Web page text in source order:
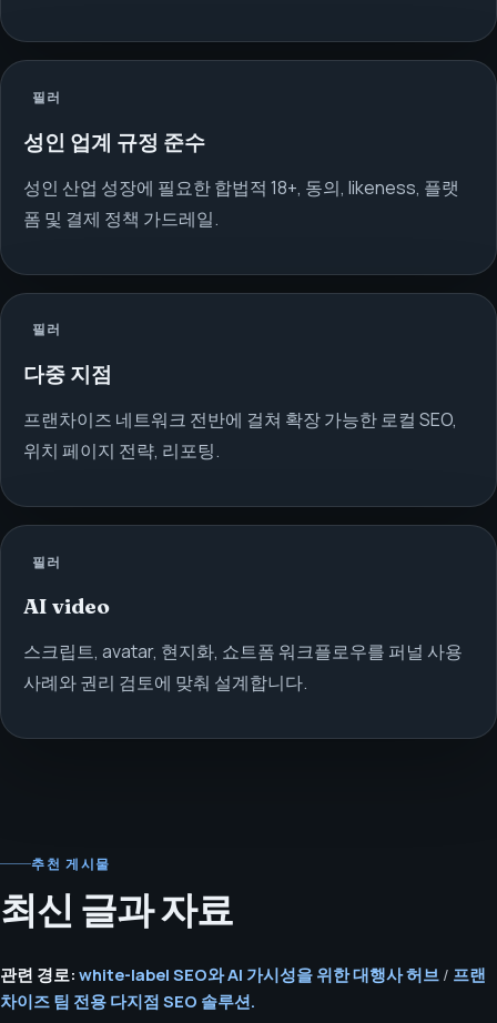
필러
성인 업계 규정 준수
성인 산업 성장에 필요한 합법적 18+, 동의, likeness, 플랫
폼 및 결제 정책 가드레일.
필러
다중 지점
프랜차이즈 네트워크 전반에 걸쳐 확장 가능한 로컬 SEO,
위치 페이지 전략, 리포팅.
필러
AI video
스크립트, avatar, 현지화, 쇼트폼 워크플로우를 퍼널 사용
사례와 권리 검토에 맞춰 설계합니다.
추천 게시물
최신 글과 자료
관련 경로: white-label SEO와 AI 가시성을 위한 대행사 허브 / 프랜
차이즈 팀 전용 다지점 SEO 솔루션.